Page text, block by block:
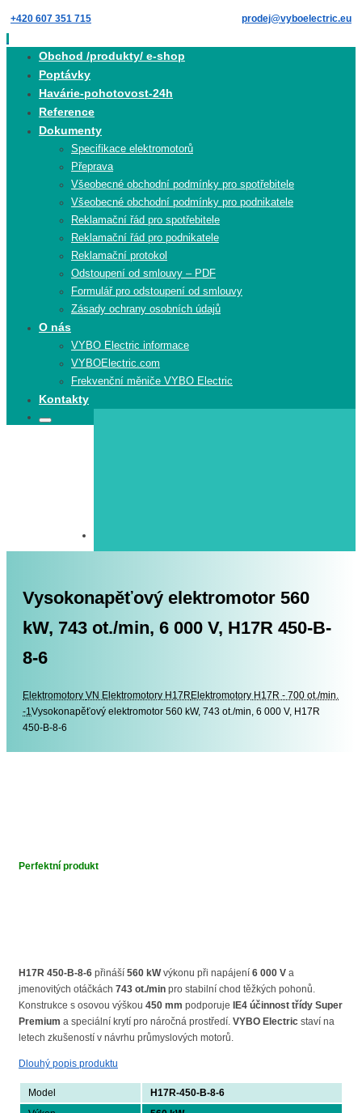
Skip
to
content
+420 607 351 715 prodej@vyboelectric.eu
Obchod /produkty/ e-shop
Poptávky
Havárie-pohotovost-24h
Reference
Dokumenty
Specifikace elektromotorů
Přeprava
Všeobecné obchodní podmínky pro spotřebitele
Všeobecné obchodní podmínky pro podnikatele
Reklamační řád pro spotřebitele
Reklamační řád pro podnikatele
Reklamační protokol
Odstoupení od smlouvy – PDF
Formulář pro odstoupení od smlouvy
Zásady ochrany osobních údajů
O nás
VYBO Electric informace
VYBOElectric.com
Frekvenční měniče VYBO Electric
Kontakty
Search
Search
Vysokonapěťový elektromotor 560
kW, 743 ot./min, 6 000 V, H17R 450-B-
8-6
Elektromotory Elektromotory
VN Elektromotory H17R Elektromotory H17R - 700 ot./min.
-1Vysokonapěťový elektromotor 560 kW, 743 ot./min, 6 000 V, H17R
450-B-8-6
Perfektní produkt
H17R 450-B-8-6 přináší 560 kWvýkonu při napájení 6 000 V a
jmenovitých otáčkách 743 ot./min pro stabilní chod těžkých pohonů.
Konstrukce s osovou výškou 450 mm podporuje
IE4 účinnost třídy Super
Premium a speciální krytí pro náročná prostředí. VYBO Electric staví na
letech zkušeností v návrhu průmyslových motorů.
Dlouhý popis produktu
Model
H17R-450-B-8-6